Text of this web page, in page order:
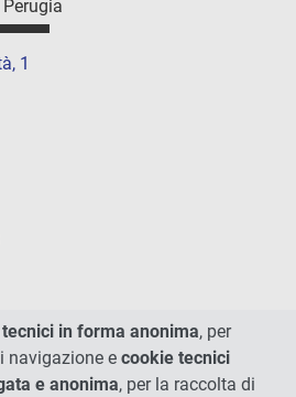
1
in forma anonima, per
navigazione e cookie tecnici
e anonima, per la raccolta di